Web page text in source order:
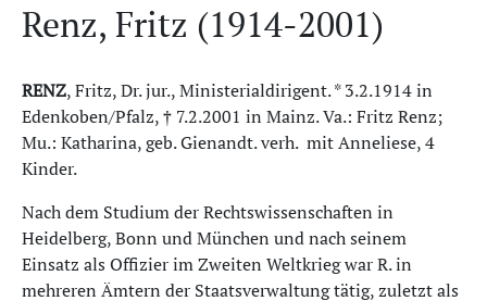
Renz, Fritz (1914-2001)
RENZ, Fritz, Dr. jur., Ministerialdirigent. * 3.2.1914 in
Edenkoben/Pfalz, † 7.2.2001 in Mainz. Va.: Fritz Renz;
Mu.: Katharina, geb. Gienandt. verh. mit Anneliese, 4
Kinder.
Nach dem Studium der Rechtswissenschaften in
Heidelberg, Bonn und München und nach seinem
Einsatz als Offizier im Zweiten Weltkrieg war R. in
mehreren Ämtern der Staatsverwaltung tätig, zuletzt als